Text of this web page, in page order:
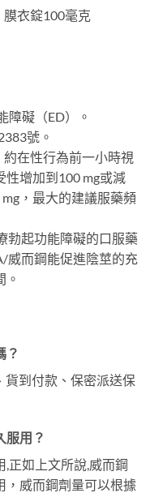
膜衣錠100毫克
障礙（ED）。
號。
約在性行為前一小時視
性增加到100 mg或減
，最大的建議服藥頻
勃起功能障礙的口服藥
威而鋼能促進陰莖的充
。
？
貨到付款、保密派送保
服用？
正如上文所說,威而鋼
，威而鋼劑量可以根據